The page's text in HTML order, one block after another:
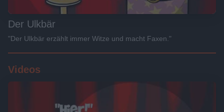
Der Ulkbär
"Der Ulkbär erzählt immer Witze und macht Faxen."
Videos